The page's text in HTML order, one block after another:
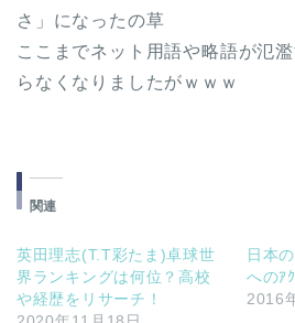
さ」になったの草
ここまでネット用語や略語が氾
らなくなりましたがｗｗｗ
関連
英田理志(T.T彩たま)卓球世
界ランキングは何位？高校
や経歴をリサーチ！
日本
へのｱ
2016